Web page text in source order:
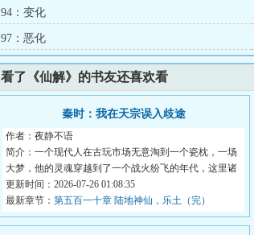
94：变化
97：恶化
看了《仙解》的书友还喜欢看
秦时：我在天宗误入歧途
作者：夜静不语
简介：一个现代人在古玩市场无意淘到一个瓷枕，一场
大梦，他的灵魂穿越到了一个战火纷飞的年代，这里诸
子...
更新时间：2026-07-26 01:08:35
最新章节： 第五百一十章 陆地神仙，乐土（完）